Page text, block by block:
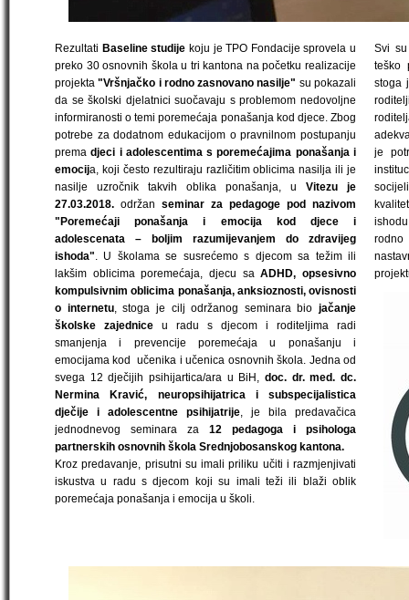
Rezultati Baseline studije koju je TPO Fondacije sprovela u
preko 30 osnovnih škola u tri kantona na početku realizacije
projekta"Vršnjačko i rodno zasnovano nasilje" su pokazali
da se školski djelatnici suočavaju s problemom nedovoljne
informiranosti o temi poremećaja ponašanja kod djece. Zbog
potrebe za dodatnom edukacijom o pravnilnom postupanju
premadjeci i adolescentima s poremećajima ponašanja i
emocija, koji često rezultiraju različitim oblicima nasilja ili je
nasilje uzročnik takvih oblika ponašanja, u Vitezu je
27.03.2018. održan seminar za pedagoge pod nazivom
"Poremećaji ponašanja i emocija kod djece i
adolescenata – boljim razumijevanjem do zdravijeg
ishoda". U školama se susrećemo s djecom sa težim ili
lakšim oblicima poremećaja, djecu saADHD, opsesivno
kompulsivnim oblicima ponašanja, anksioznosti, ovisnosti
o internetu, stoga je cilj održanog seminara bio jačanje
školske zajednice u radu s djecom i roditeljima radi
smanjenja i prevencije poremećaja u ponašanju i
emocijama kod učenika i učenica osnovnih škola. Jedna od
svega 12 dječijih psihijartica/ara u BiH, doc. dr. med. dc.
Nermina Kravić, neuropsihijatrica i subspecijalistica
dječije i adolescentne psihijatrije, je bila predavačica
jednodnevog seminara za 12 pedagoga i psihologa
partnerskih osnovnih škola Srednjobosanskog kantona.
Kroz predavanje, prisutni su imali priliku učiti i razmjenjivati
iskustva u radu s djecom koji su imali teži ili blaži oblik
poremećaja ponašanja i emocija u školi.
Svi
teško
stoga
je